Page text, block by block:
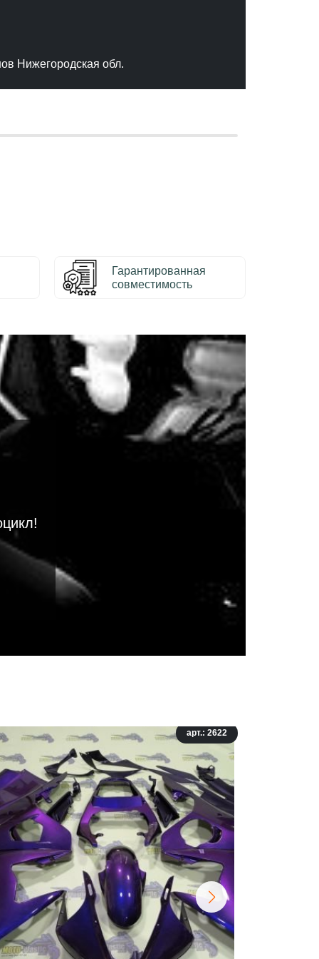
Нижегородская обл.
Гарантированная
совместимость
арт.: 2622